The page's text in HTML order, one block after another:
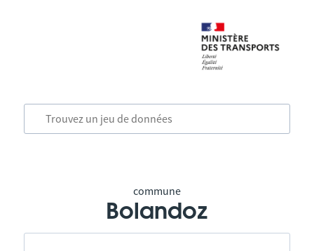
commune
Bolandoz